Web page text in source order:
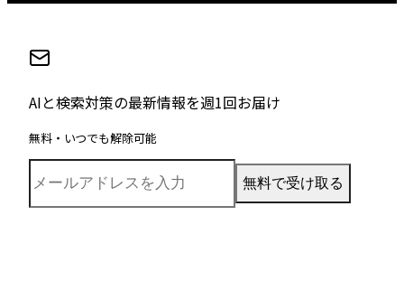
AIと検索対策の最新情報を週1回お届け
無料・いつでも解除可能
無料で受け取る